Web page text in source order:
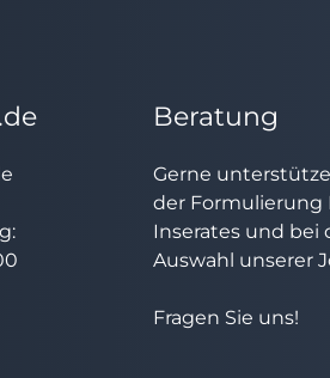
Beratung
Gerne
der Formulierung
Inserates und bei
Auswahl unserer
Fragen Sie uns!